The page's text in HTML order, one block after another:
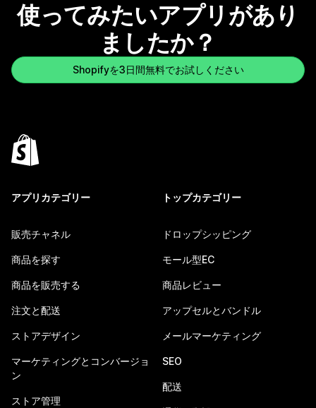
使ってみたいアプリがあり
ましたか？
Shopifyを3日間無料でお試しください
アプリカテゴリー
販売チャネル
商品を探す
商品を販売する
注文と配送
ストアデザイン
マーケティングとコンバージョ
ン
ストア管理
トップカテゴリー
ドロップシッピング
モール型EC
商品レビュー
アップセルとバンドル
メールマーケティング
SEO
配送